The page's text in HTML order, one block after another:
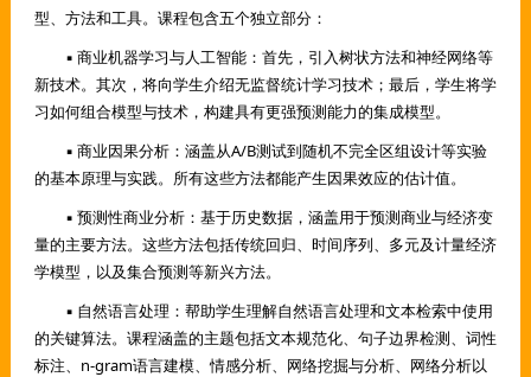
型、方法和工具。课程包含五个独立部分：
▪ 商业机器学习与人工智能：首先，引入树状方法和神经网络等
新技术。其次，将向学生介绍无监督统计学习技术；最后，学生将学
习如何组合模型与技术，构建具有更强预测能力的集成模型。
▪ 商业因果分析：涵盖从A/B测试到随机不完全区组设计等实验
的基本原理与实践。所有这些方法都能产生因果效应的估计值。
▪ 预测性商业分析：基于历史数据，涵盖用于预测商业与经济变
量的主要方法。这些方法包括传统回归、时间序列、多元及计量经济
学模型，以及集合预测等新兴方法。
▪ 自然语言处理：帮助学生理解自然语言处理和文本检索中使用
的关键算法。课程涵盖的主题包括文本规范化、句子边界检测、词性
标注、n-gram语言建模、情感分析、网络挖掘与分析、网络分析以